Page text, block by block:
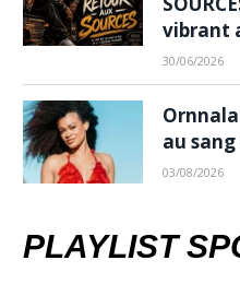
vibrant
30/06/2026
au
03/08/2026
PLAYLIST